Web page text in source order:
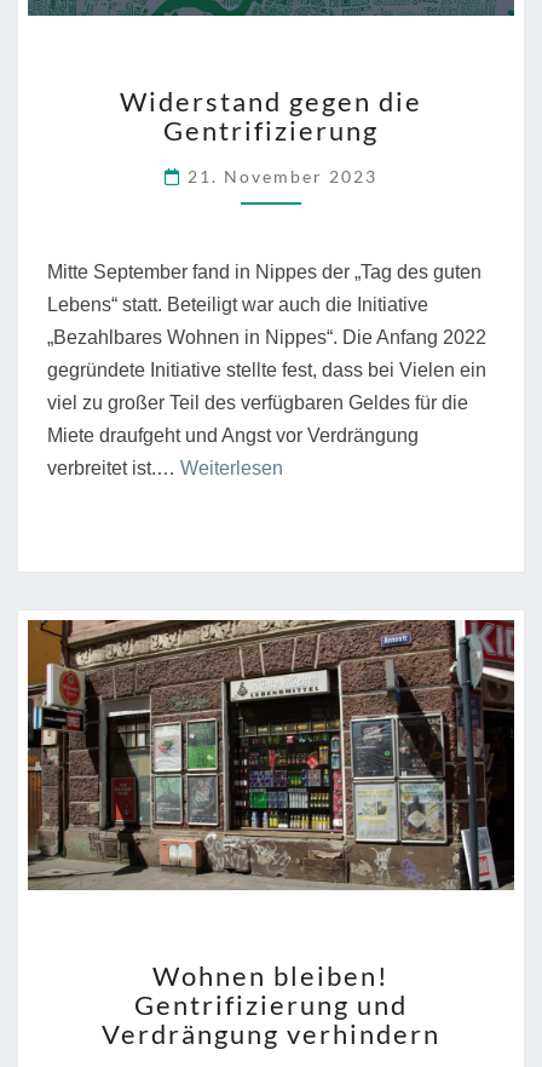
GEGEN
DIE
Widerstand gegen die
Gentrifizierung
21. November 2023
Mitte September fand in Nippes der „Tag des guten
Lebens“ statt. Beteiligt war auch die Initiative
„Bezahlbares Wohnen in Nippes“. Die Anfang 2022
gegründete Initiative stellte fest, dass bei Vielen ein
viel zu großer Teil des verfügbaren Geldes für die
Miete draufgeht und Angst vor Verdrängung
verbreitet ist.… Weiterlesen
BLEIBEN!
GENTRIFIZIERUNG
UND
VERDRÄNGUNG
Wohnen bleiben!
Gentrifizierung und
Verdrängung verhindern